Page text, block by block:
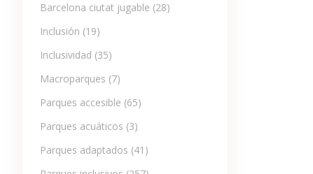
Barcelona ciutat jugable (28)
Inclusión (19)
Inclusividad (35)
Macroparques (7)
Parques accesible (65)
Parques acuáticos (3)
Parques adaptados (41)